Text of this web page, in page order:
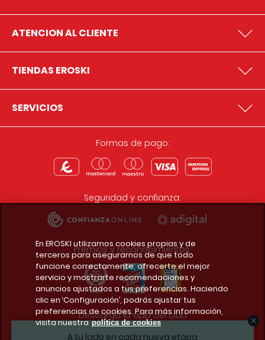
A tu lado en cada nueva etapa
ATENCION AL CLIENTE
TIENDAS EROSKI
SERVICIOS
Formas de pago:
Seguridad y confianza:
Premios y reconocimientos:
Descarga la app del club
En EROSKI utilizamos cookies propias y de
terceros para asegurarnos de que todo
funcione correctamente, ofrecerte el mejor
servicio y mostrarte recomendaciones y
anuncios ajustados a tus preferencias. Haciendo
clic en ‘Configuración’, podrás ajustar tus
preferencias de cookies. Para más información,
visita nuestra política de cookies